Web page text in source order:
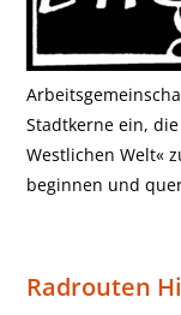
Stadtkerne ein,
Westlichen Welt«
beginnen und
Radrouten